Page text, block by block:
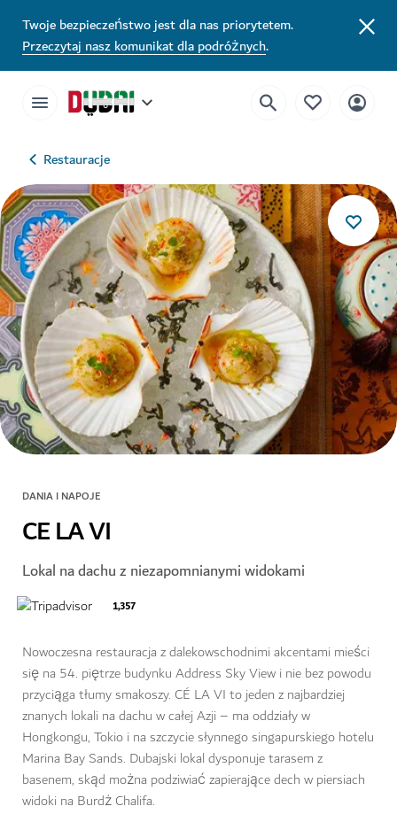
Twoje bezpieczeństwo jest dla nas priorytetem.
Przeczytaj nasz komunikat dla podróżnych.
Restauracje
DANIA I NAPOJE
CE LA VI
Lokal na dachu z niezapomnianymi widokami
1,357
Nowoczesna restauracja z dalekowschodnimi akcentami mieści
się na 54. piętrze budynku Address Sky View i nie bez powodu
przyciąga tłumy smakoszy. CÉ LA VI to jeden z najbardziej
znanych lokali na dachu w całej Azji – ma oddziały w
Hongkongu, Tokio i na szczycie słynnego singapurskiego hotelu
Marina Bay Sands. Dubajski lokal dysponuje tarasem z
basenem, skąd można podziwiać zapierające dech w piersiach
widoki na Burdż Chalifa.